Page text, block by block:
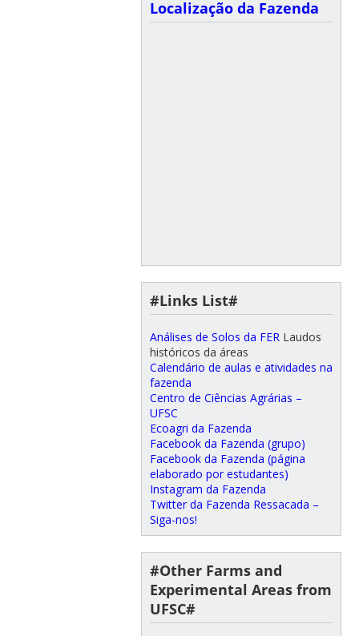
Localização da Fazenda
#Links List#
Análises de Solos da FER Laudos
históricos da áreas
Calendário de aulas e atividades na
fazenda
Centro de Ciências Agrárias –
UFSC
Ecoagri da Fazenda
Facebook da Fazenda (grupo)
Facebook da Fazenda (página
elaborado por estudantes)
Instagram da Fazenda
Twitter da Fazenda Ressacada –
Siga-nos!
#Other Farms and
Experimental Areas from
UFSC#